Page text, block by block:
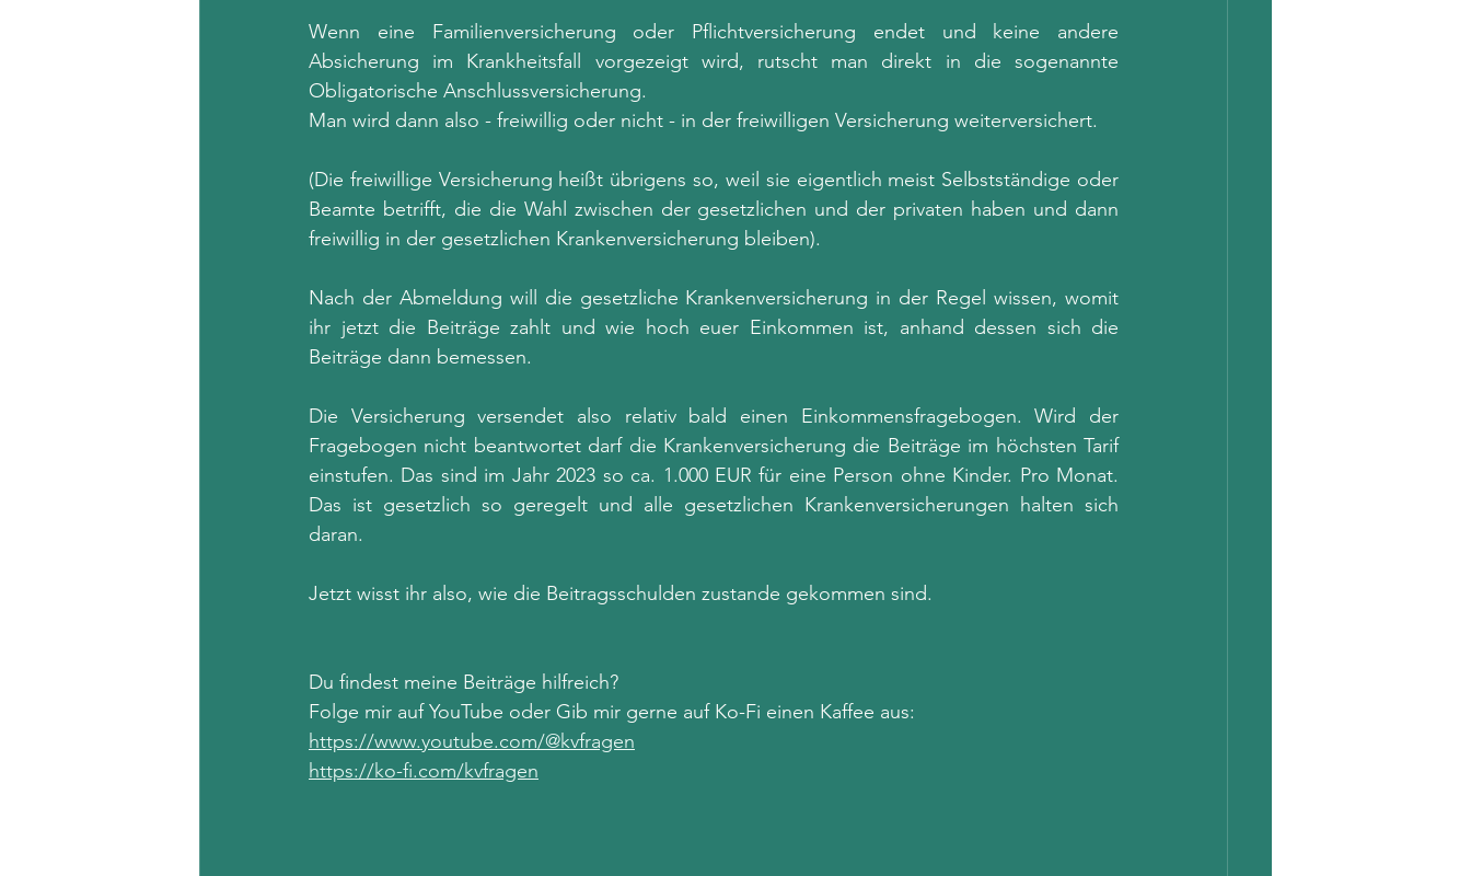
Wenn eine Familienversicherung oder Pflichtversicherung endet und keine andere
Absicherung im Krankheitsfall vorgezeigt wird, rutscht man direkt in die sogenannte
Obligatorische Anschlussversicherung.
Man wird dann also - freiwillig oder nicht - in der freiwilligen Versicherung weiterversichert.
(Die freiwillige Versicherung heißt übrigens so, weil sie eigentlich meist Selbstständige oder
Beamte betrifft, die die Wahl zwischen der gesetzlichen und der privaten haben und dann
freiwillig in der gesetzlichen Krankenversicherung bleiben).
Nach der Abmeldung will die gesetzliche Krankenversicherung in der Regel wissen, womit
ihr jetzt die Beiträge zahlt und wie hoch euer Einkommen ist, anhand dessen sich die
Beiträge dann bemessen.
Die Versicherung versendet also relativ bald einen Einkommensfragebogen. Wird der
Fragebogen nicht beantwortet darf die Krankenversicherung die Beiträge im höchsten Tarif
einstufen. Das sind im Jahr 2023 so ca. 1.000 EUR für eine Person ohne Kinder. Pro Monat.
Das ist gesetzlich so geregelt und alle gesetzlichen Krankenversicherungen halten sich
daran.
Jetzt wisst ihr also, wie die Beitragsschulden zustande gekommen sind.
Du findest meine Beiträge hilfreich?
Folge mir auf YouTube oder Gib mir gerne auf Ko-Fi einen Kaffee aus:
https://www.youtube.com/@kvfragen
https://ko-fi.com/kvfragen